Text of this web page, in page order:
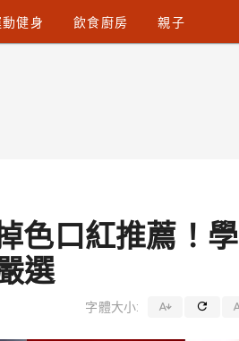
動健身 飲食廚房 親子
色口紅推薦！學
選
字體大小: